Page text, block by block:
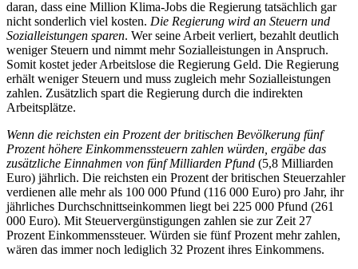
daran, dass eine Million Klima-Jobs die Regierung tatsächlich gar
nicht sonderlich viel kosten. Die Regierung wird an Steuern und
Sozialleistungen sparen. Wer seine Arbeit verliert, bezahlt deutlich
weniger Steuern und nimmt mehr Sozialleistungen in Anspruch.
Somit kostet jeder Arbeitslose die Regierung Geld. Die Regierung
erhält weniger Steuern und muss zugleich mehr Sozialleistungen
zahlen. Zusätzlich spart die Regierung durch die indirekten
Arbeitsplätze.
Wenn die reichsten ein Prozent der britischen Bevölkerung fünf
Prozent höhere Einkommenssteuern zahlen würden, ergäbe das
zusätzliche Einnahmen von fünf Milliarden Pfund (5,8 Milliarden
Euro) jährlich. Die reichsten ein Prozent der britischen Steuerzahler
verdienen alle mehr als 100 000 Pfund (116 000 Euro) pro Jahr, ihr
jährliches Durchschnittseinkommen liegt bei 225 000 Pfund (261
000 Euro). Mit Steuervergünstigungen zahlen sie zur Zeit 27
Prozent Einkommenssteuer. Würden sie fünf Prozent mehr zahlen,
wären das immer noch lediglich 32 Prozent ihres Einkommens.